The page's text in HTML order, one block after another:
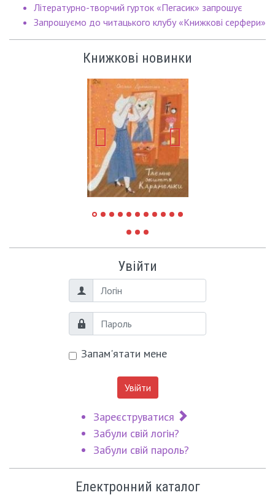
Літературно-творчий гурток «Пегасик» запрошує
Запрошуємо до читацького клубу «Книжкові серфери»
Книжкові новинки
Увійти
Логін
Пароль
Запам'ятати мене
Увійти
Зареєструватися
Забули свій логін?
Забули свій пароль?
Електронний каталог